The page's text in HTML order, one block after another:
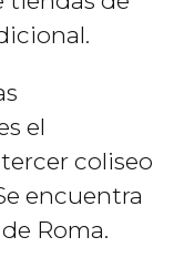
el
coliseo
encuentra
Roma.